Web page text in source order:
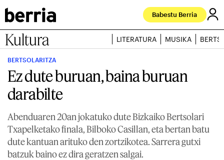
Babestu Berria
Kultura LITERATURA MUSIKA
BERTSOLARITZA
Ez dute buruan, baina buruan
darabilte
Abenduaren 20an jokatuko dute Bizkaiko Bertsolari
Txapelketako finala, Bilboko Casillan, eta bertan batu
dute kantuan arituko den zortzikotea. Sarrera gutxi
batzuk baino ez dira geratzen salgai.